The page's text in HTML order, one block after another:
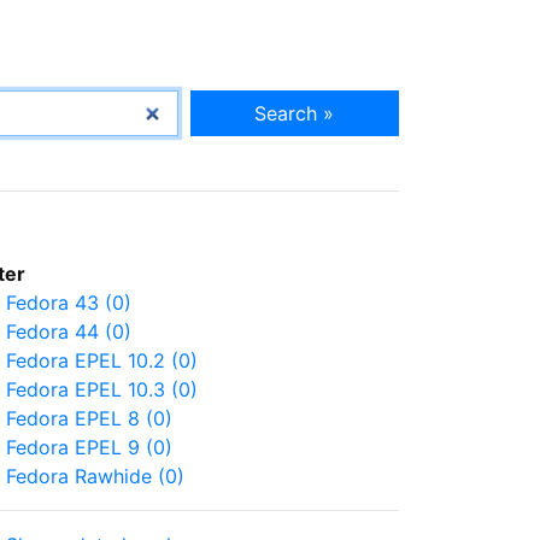
Search »
Fedora 43 (0)
Fedora 44 (0)
Fedora EPEL 10.2 (0)
Fedora EPEL 10.3 (0)
Fedora EPEL 8 (0)
Fedora EPEL 9 (0)
Fedora Rawhide (0)